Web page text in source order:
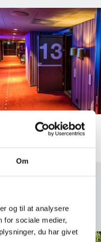
Om
og til at analysere
for sociale medier,
du har givet
TIL